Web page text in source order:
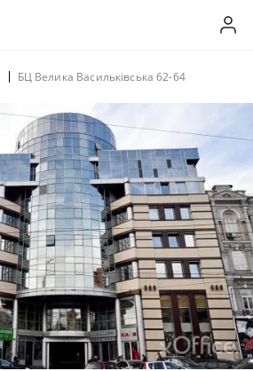
БЦ Велика Васильківська 62-64